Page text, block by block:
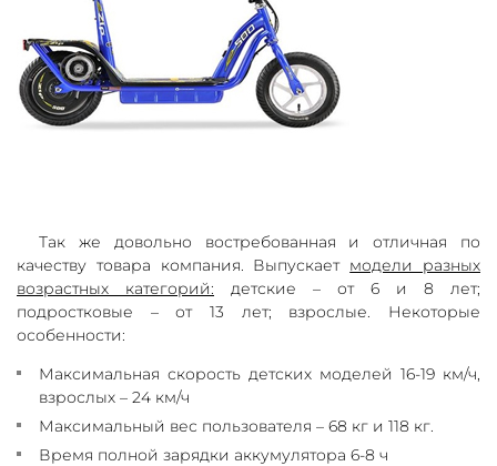
Так же довольно востребованная и отличная по
качеству товара компания. Выпускает модели разных
возрастных категорий: детские – от 6 и 8 лет;
подростковые – от 13 лет; взрослые. Некоторые
особенности:
Максимальная скорость детских моделей 16-19 км/ч,
взрослых – 24 км/ч
Максимальный вес пользователя – 68 кг и 118 кг.
Время полной зарядки аккумулятора 6-8 ч